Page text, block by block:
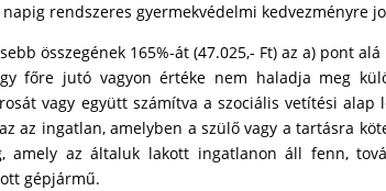
rendszeres gyermekvédelmi kedvezményre
összegének 165%-át (47.025,- Ft) az a) pont
főre jutó vagyon értéke nem haladja meg
vagy együtt számítva a szociális vetítési alap
az ingatlan, amelyben a szülő vagy a tartásra
amely az általuk lakott ingatlanon áll fenn,
gépjármű.